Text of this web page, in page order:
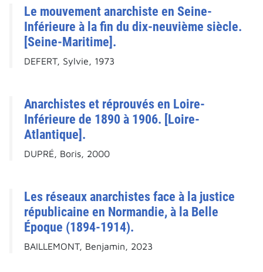
Le mouvement anarchiste en Seine-
Inférieure à la fin du dix-neuvième siècle.
[Seine-Maritime].
DEFERT, Sylvie, 1973
Anarchistes et réprouvés en Loire-
Inférieure de 1890 à 1906. [Loire-
Atlantique].
DUPRÉ, Boris, 2000
Les réseaux anarchistes face à la justice
républicaine en Normandie, à la Belle
Époque (1894-1914).
BAILLEMONT, Benjamin, 2023